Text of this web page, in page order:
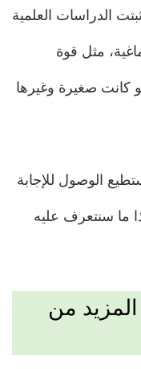
الدراسات العلمية
مثل قوة
كانت صغيرة وغيرها
الوصول للإجابة
ما سنتعرف عليه
من